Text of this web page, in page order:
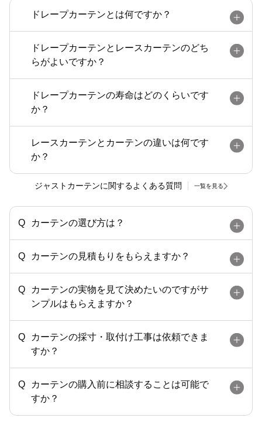
ドレープカーテンとは何ですか？
ドレープカーテンとレースカーテンのどち
らがよいですか？
ドレープカーテンの寿命はどのくらいです
か？
レースカーテンとカーテンの違いは何です
か？
ジャストカーテンに関するよくある質問 一覧を見る
カーテンの選び方は？
カーテンの見積もりをもらえますか？
カーテンの実物を見て決めたいのですがサ
ンプルはもらえますか？
カーテンの採寸・取付け工事は依頼できま
すか？
カーテンの購入前に相談することは可能で
すか？